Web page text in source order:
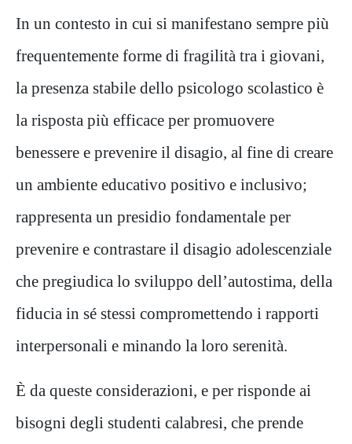
In un contesto in cui si manifestano sempre più
frequentemente forme di fragilità tra i giovani,
la presenza stabile dello psicologo scolastico è
la risposta più efficace per promuovere
benessere e prevenire il disagio, al fine di creare
un ambiente educativo positivo e inclusivo;
rappresenta un presidio fondamentale per
prevenire e contrastare il disagio adolescenziale
che pregiudica lo sviluppo dell’autostima, della
fiducia in sé stessi compromettendo i rapporti
interpersonali e minando la loro serenità.
È da queste considerazioni, e per risponde ai
bisogni degli studenti calabresi, che prende